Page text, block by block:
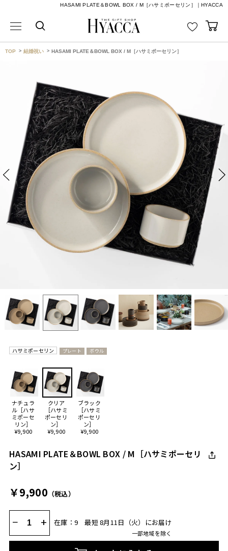
HASAMI PLATE＆BOWL BOX / M［ハサミポーセリン］｜HYACCA
TOP 結婚祝い HASAMI PLATE＆BOWL BOX / M［ハサミポーセリン］
ハサミポーセリン プレート ボウル
ナチュラ
ル［ハサ
ミポーセ
リン］
¥9,900
クリア
［ハサミ
ポーセリ
ン］
¥9,900
ブラック
［ハサミ
ポーセリ
ン］
¥9,900
HASAMI PLATE＆BOWL BOX / M［ハサミポーセリ
ン］
￥9,900 （税込）
− + 在庫：9 最短 8月11日（火）にお届け
一部地域を除く